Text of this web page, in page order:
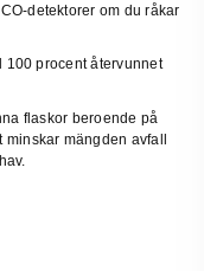
detektorer om du råkar
100 procent återvunnet
flaskor beroende på
minskar mängden avfall